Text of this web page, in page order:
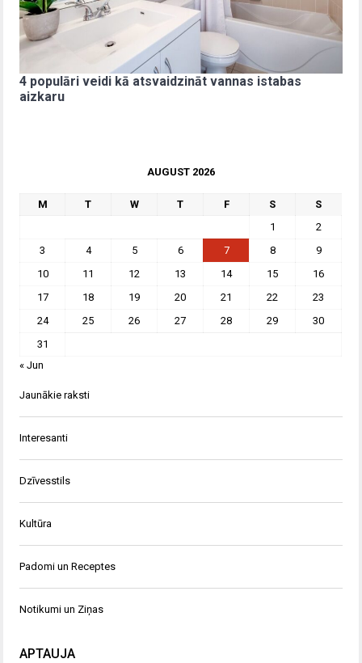
4 populāri veidi kā atsvaidzināt vannas istabas
aizkaru
AUGUST 2026
M T W T F S
S
1
2
3
4 5 6 7 8
9
10
11 12 13 14 15
16
17
18 19 20 21 22
23
24
25 26 27 28 29
30
31
« Jun
Jaunākie raksti
Interesanti
Dzīvesstils
Kultūra
Padomi un Receptes
Notikumi un Ziņas
APTAUJA